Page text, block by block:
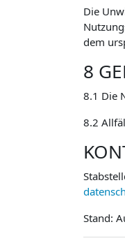
Die
dem
8
8.1 Die
8.2
Stand: